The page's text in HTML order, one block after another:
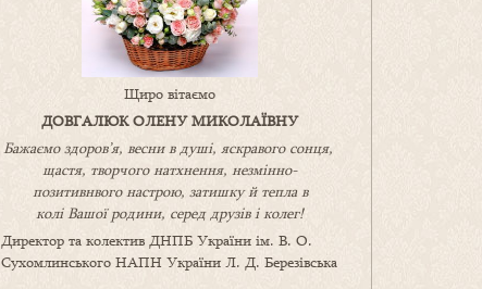
Щиро вітаємо
ДОВГАЛЮК ОЛЕНУ МИКОЛАЇВНУ
Бажаємо здоров’я, весни в душі, яскравого сонця,
щастя, творчого натхнення, незмінно-
позитивнвого настрою, затишкуйтепла в
коліВашоїродини, серед друзів і колег!
Директор та колектив ДНПБ України ім. В. О.
Сухомлинського НАПН України Л. Д. Березівська